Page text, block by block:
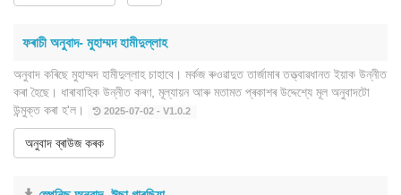
ফৰাচী অনুবাদ- মুহাম্মদ হামীদুল্লাহ
অনুবাদ কৰিছে মুহাম্মদ হামীদুল্লাহ চাহাবে। মৰ্কজ ৰুওৱাদুত তাৰ্জামাৰ তত্ত্বাৱধানত ইয়াক উন্নীত
কৰা হৈছে। ধাৰাবাহিক উন্নীত কৰণ, মূল্যায়ন আৰু মতামত প্ৰকাশৰ উদ্দেশ্যে মূল অনুবাদটো
উন্মুক্ত কৰা হ'ল।
2025-07-02 - V1.0.2
অনুবাদ ব্ৰাউজ কৰক